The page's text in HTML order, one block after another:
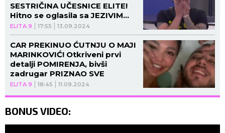
ELITA 9 17:55 13.09.2024
SESTRIČINA UČESNICE ELITE!
Hitno se oglasila sa JEZIVIM
detaljima: Detetu se bore za
život, u KOMI je
ELITA 9 18:45 11.09.2024
CAR PREKINUO ĆUTNJU O MAJI
MARINKOVIĆ! Otkriveni prvi
detalji POMIRENJA, bivši
zadrugar PRIZNAO SVE
BONUS VIDEO: